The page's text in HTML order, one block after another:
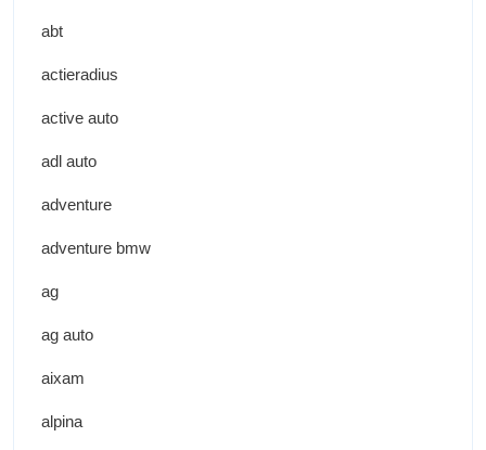
abt
actieradius
active auto
adl auto
adventure
adventure bmw
ag
ag auto
aixam
alpina